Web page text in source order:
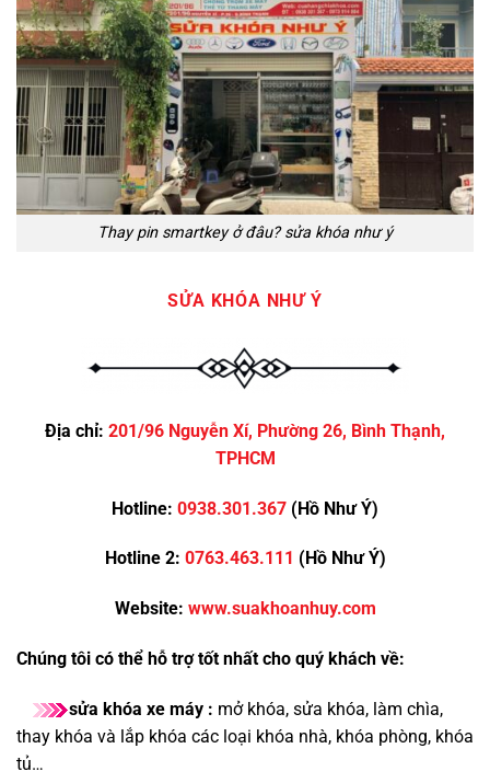
Thay pin smartkey ở đâu? sửa khóa như ý
SỬA KHÓA NHƯ Ý
Địa chỉ: 201/96 Nguyễn Xí, Phường 26, Bình Thạnh,
TPHCM
Hotline: 0938.301.367 (Hồ Như Ý)
Hotline 2: 0763.463.111 (Hồ Như Ý)
Website: www.suakhoanhuy.com
Chúng tôi có thể hỗ trợ tốt nhất cho quý khách về:
sửa khóa xe máy : mở khóa, sửa khóa, làm chìa,
thay khóa và lắp khóa các loại khóa nhà, khóa phòng, khóa
tủ…